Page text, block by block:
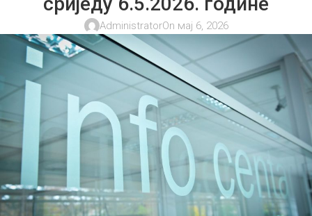
AdministratorOn мај 6, 2026